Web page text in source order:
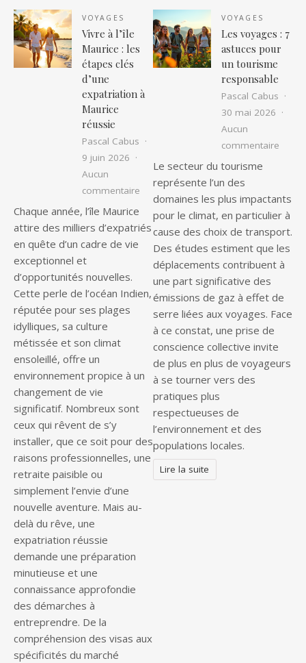
VOYAGES
Vivre à l’île
Maurice : les
étapes clés
d’une
expatriation à
Maurice
réussie
Pascal Cabus
9 juin 2026
Aucun
commentaire sur Vivre à l’île Maurice : les étapes
Chaque année, l’île Maurice
attire des milliers d’expatriés
en quête d’un cadre de vie
exceptionnel et
d’opportunités nouvelles.
Cette perle de l’océan Indien,
réputée pour ses plages
idylliques, sa culture
métissée et son climat
ensoleillé, offre un
environnement propice à un
changement de vie
significatif. Nombreux sont
ceux qui rêvent de s’y
installer, que ce soit pour des
raisons professionnelles, une
retraite paisible ou
simplement l’envie d’une
nouvelle aventure. Mais au-
delà du rêve, une
expatriation réussie
demande une préparation
minutieuse et une
connaissance approfondie
des démarches à
entreprendre. De la
compréhension des visas aux
spécificités du marché
VOYAGES
Les voyages : 7
astuces pour
un tourisme
responsable
Pascal Cabus
30 mai 2026
Aucun
commentaire
Le secteur du tourisme
représente l’un des
domaines les plus impactants
pour le climat, en particulier à
cause des choix de transport.
Des études estiment que les
déplacements contribuent à
une part significative des
émissions de gaz à effet de
serre liées aux voyages. Face
à ce constat, une prise de
conscience collective invite
de plus en plus de voyageurs
à se tourner vers des
pratiques plus
respectueuses de
l’environnement et des
populations locales.
Lire la suite